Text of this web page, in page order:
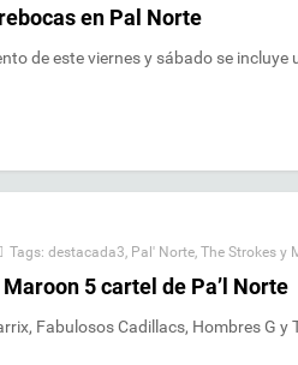
en Pal Norte
de este viernes y sábado se
Tags: destacada3, Pal' Norte, The Strokes y
5 cartel de Pa’l Norte
Fabulosos Cadillacs, Hombres G